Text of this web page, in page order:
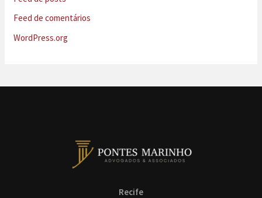
Feed de comentários
WordPress.org
Recife